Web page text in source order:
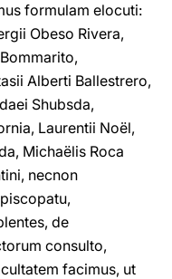
formulam elocuti:
Obeso Rivera,
Alberti Ballestrero,
Shubsda,
Laurentii Noël,
Michaëlis Roca
necnon
de
consulto,
facimus, ut